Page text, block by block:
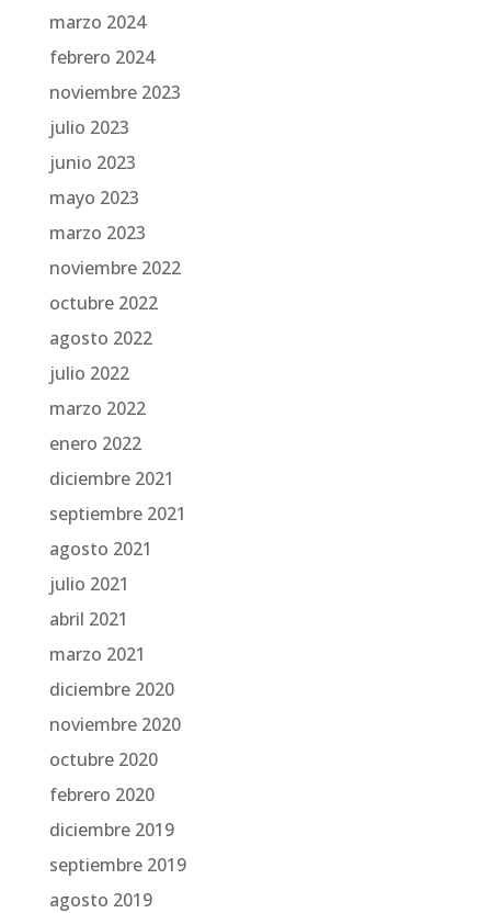
marzo 2024
febrero 2024
noviembre 2023
julio 2023
junio 2023
mayo 2023
marzo 2023
noviembre 2022
octubre 2022
agosto 2022
julio 2022
marzo 2022
enero 2022
diciembre 2021
septiembre 2021
agosto 2021
julio 2021
abril 2021
marzo 2021
diciembre 2020
noviembre 2020
octubre 2020
febrero 2020
diciembre 2019
septiembre 2019
agosto 2019